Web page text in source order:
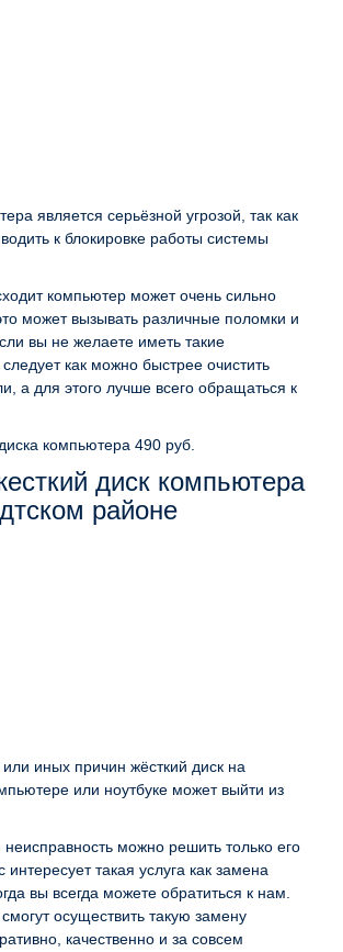
является серьёзной угрозой, так как
к блокировке работы системы
компьютер может очень сильно
может вызывать различные поломки и
вы не желаете иметь такие
как можно быстрее очистить
а для этого лучше всего обращаться к
компьютера 490 руб.
диск компьютера
районе
или иных причин жёсткий диск на
или ноутбуке может выйти из
можно решить только его
такая услуга как замена
вы всегда можете обратиться к нам.
осуществить такую замену
качественно и за совсем